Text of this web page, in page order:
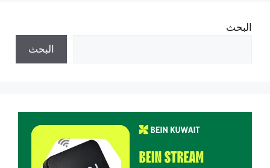
البحث
البحث